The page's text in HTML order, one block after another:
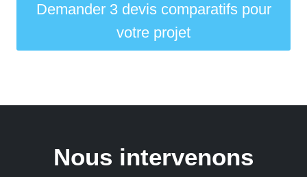
Demander 3 devis comparatifs pour
votre projet
Nous intervenons